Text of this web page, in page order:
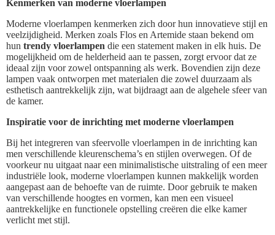
Kenmerken van moderne vloerlampen
Moderne vloerlampen kenmerken zich door hun innovatieve stijl en
veelzijdigheid. Merken zoals Flos en Artemide staan bekend om
hun trendy vloerlampen die een statement maken in elk huis. De
mogelijkheid om de helderheid aan te passen, zorgt ervoor dat ze
ideaal zijn voor zowel ontspanning als werk. Bovendien zijn deze
lampen vaak ontworpen met materialen die zowel duurzaam als
esthetisch aantrekkelijk zijn, wat bijdraagt aan de algehele sfeer van
de kamer.
Inspiratie voor de inrichting met moderne vloerlampen
Bij het integreren van sfeervolle vloerlampen in de inrichting kan
men verschillende kleurenschema’s en stijlen overwegen. Of de
voorkeur nu uitgaat naar een minimalistische uitstraling of een meer
industriële look, moderne vloerlampen kunnen makkelijk worden
aangepast aan de behoefte van de ruimte. Door gebruik te maken
van verschillende hoogtes en vormen, kan men een visueel
aantrekkelijke en functionele opstelling creëren die elke kamer
verlicht met stijl.